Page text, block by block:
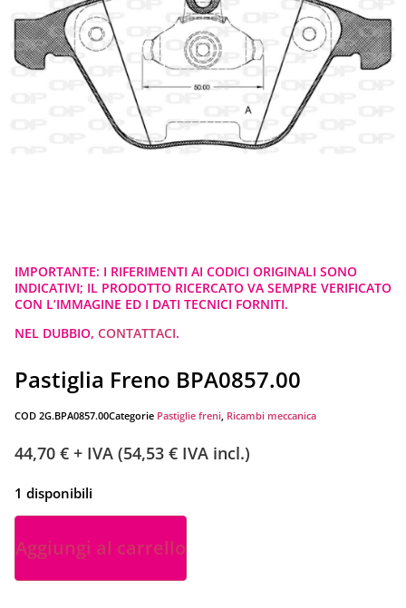
IMPORTANTE: I RIFERIMENTI AI CODICI ORIGINALI SONO
INDICATIVI; IL PRODOTTO RICERCATO VA SEMPRE VERIFICATO
CON L’IMMAGINE ED I DATI TECNICI FORNITI.
NEL DUBBIO, CONTATTACI.
Pastiglia Freno BPA0857.00
COD 2G.BPA0857.00Categorie Pastiglie freni, Ricambi meccanica
44,70 € + IVA (54,53 € IVA incl.)
1 disponibili
Aggiungi al carrello